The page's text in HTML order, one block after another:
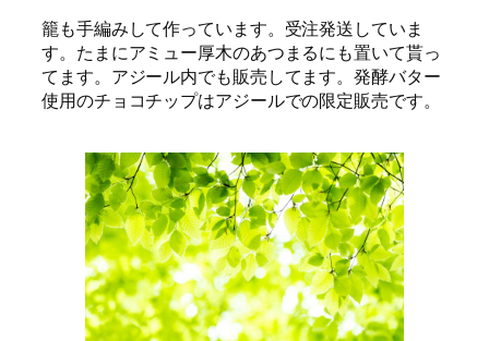
籠も手編みして作っています。受注発送していま
す。たまにアミュー厚木のあつまるにも置いて貰っ
てます。アジール内でも販売してます。発酵バター
使用のチョコチップはアジールでの限定販売です。